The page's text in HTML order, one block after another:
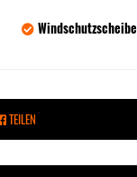
Windschutzscheibe
TEILEN